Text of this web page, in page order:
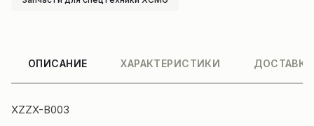
ОПИСАНИЕ ХАРАКТЕРИСТИКИ
XZZX-B003